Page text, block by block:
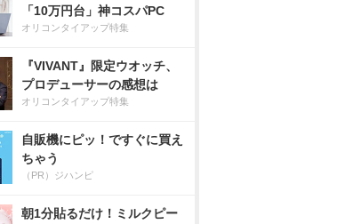
「10万円台」神コスパPC
オリコンタイアップ特集
『VIVANT』限定ウオッチ、
プロデューサーの感想は
オリコンタイアップ特集
自販機にピッ！ですぐに買え
ちゃう
（PR）ジハンピ
朝1分貼るだけ！ミルクピー